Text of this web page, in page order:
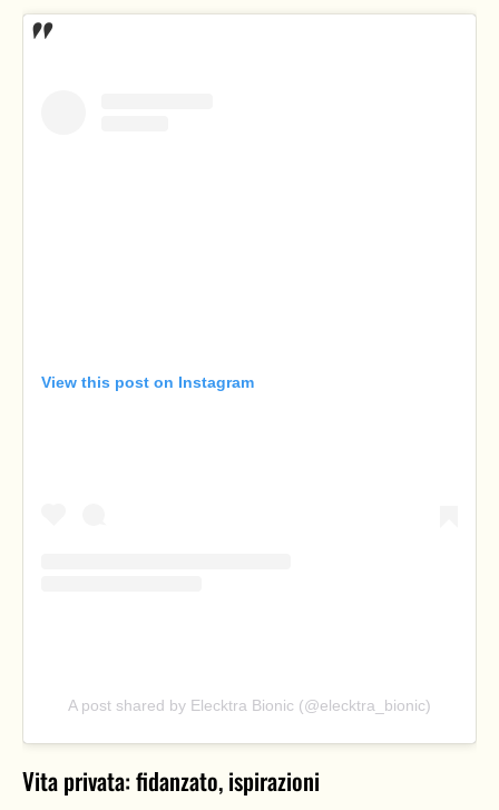
View this post on Instagram
A post shared by Elecktra Bionic (@elecktra_bionic)
Vita privata: fidanzato, ispirazioni